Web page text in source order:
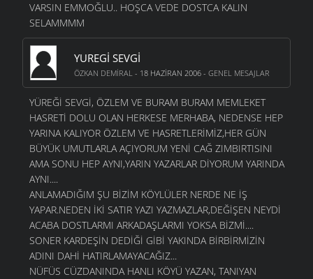
VARSIN EMMOĞLU.. HOŞCA VEDE DOSTCA KALIN
SELAMMMM
YUREGI SEVGI
ÖZKAN DEMIRAL - 18 HAZIRAN 2006 - GENEL MESAJLAR
YÜREĞİ SEVGİ, ÖZLEM VE BURAM BURAM MEMLEKET
HASRETİ DOLU OLAN HERKESE MERHABA, NEDENSE HEP
YARINA KALIYOR ÖZLEM VE HASRETLERİMİZ,HER GÜN
BÜYÜK UMUTLARLA AÇIYORUM YENİ CAĞ ZIMBIRTISINI
AMA SONU HEP AYNI,YARIN YAZARLAR DİYORUM YARINDA
AYNI....
ANLAMADIĞIM ŞU BİZİM KÖYLÜLER NERDE NE İŞ
YAPAR.NEDEN İKİ SATIR YAZI YAZMAZLAR,DEĞİŞEN NEYDİ
ACABA DOSTLARMI ARKADAŞLARMI YOKSA BİZMİ....
SONER KARDEŞİN DEDİĞİ GİBİ YAKINDA BİRBİRMİZİN
ADINI DAHİ HATIRLAMAYACAĞIZ...
NÜFÜS CÜZDANINDA HANLI KÖYÜ YAZAN, TANIYAN